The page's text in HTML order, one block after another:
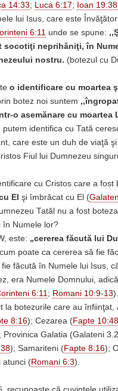
14:33; Luca 6:17; Ioan 19:38
lui Isus, care este
6:11 unde se spune:
neprihăniţi, în
nostru. (botezul cu
o identificare cu moartea
botez noi suntem
o asemănare cu moartea
identifica cu Tată
care este un duh de viaţă
Fiul lui Dumnezeu
cu Cristos care a fost
El şi îmbrăcat cu El (
Tatăl nu a fost
în Numele lor?
este: „cererea făcută lui
poate ca cererea să fie
făcută în Numele lui Isus,
era Numele Domnului,
6:11; Romani 10:9-13).
la botezurile care au
8:16); Cezarea (Fapte 10:48
Provinica Galatia (Galateni
); Samariteni (Fapte 8:16);
atunci (Romani 6:3).